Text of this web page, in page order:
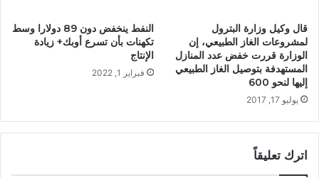
قال وكيل وزارة البترول
لمشروعات الغاز الطبيعي، إن
الوزارة قررت خفض عدد المنازل
المستهدفة بتوصيل الغاز الطبيعي
إليها لنحو 600
يوليو 17, 2017
النفط ينخفض دون 89 دولارا وسط
تكهنات بأن تسرع أوبك+ زيادة
الإنتاج
فبراير 1, 2022
اترك تعليقاً